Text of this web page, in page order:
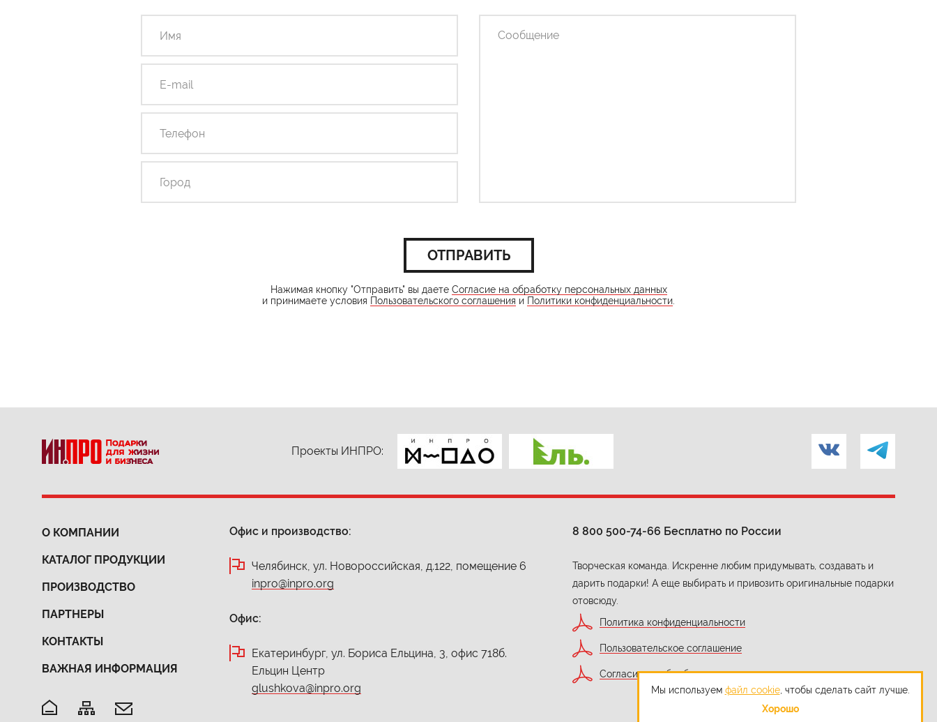
ОТПРАВИТЬ
Нажимая кнопку "Отправить" вы даете Согласие на обработку персональных данных
и принимаете условия Пользовательского соглашения и Политики конфиденциальности
Проекты ИНПРО:
О КОМПАНИИ
КАТАЛОГ ПРОДУКЦИИ
ПРОИЗВОДСТВО
ПАРТНЕРЫ
КОНТАКТЫ
ВАЖНАЯ ИНФОРМАЦИЯ
Офис и производство:
Челябинск, ул. Новороссийская, д.122, помещение 6
inpro@inpro.org
Офис:
Екатеринбург, ул. Бориса Ельцина, 3, офис 718б.
Ельцин Центр
glushkova@inpro.org
8 800 500-74-66 Бесплатно по России
Творческая команда. Искренне любим придумывать, создавать и
дарить подарки! А еще выбирать и привозить оригинальные подарки
отовсюду.
Политика конфиденциальности
Пользовательское соглашение
Согласие на обработку персональных данных
Мы используем файл cookie, чтобы сделать сайт лучше.
Хорошо